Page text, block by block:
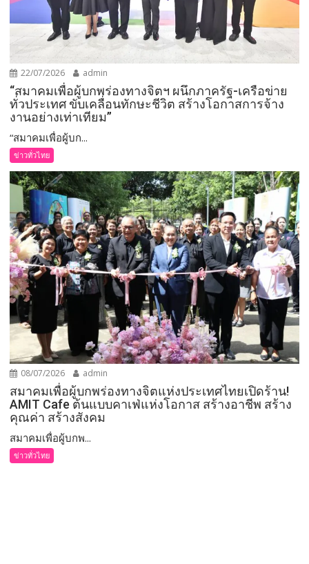
22/07/2026 admin
“สมาคมเพื่อผู้บกพร่องทางจิตฯ ผนึกภาครัฐ-เครือข่าย
ทั่วประเทศ ขับเคลื่อนทักษะชีวิต สร้างโอกาสการจ้าง
งานอย่างเท่าเทียม”
“สมาคมเพื่อผู้บก...
ข่าวทั่วไทย
08/07/2026 admin
สมาคมเพื่อผู้บกพร่องทางจิตแห่งประเทศไทยเปิดร้าน!
AMIT Cafe ต้นแบบคาเฟ่แห่งโอกาส สร้างอาชีพ สร้าง
คุณค่า สร้างสังคม
สมาคมเพื่อผู้บกพ...
ข่าวทั่วไทย